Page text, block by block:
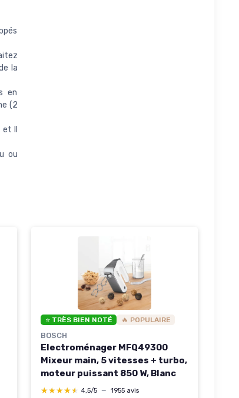
la
en
(2
II
ou
⭐ TRÈS BIEN NOTÉ 🔥 POPULAIRE
BOSCH
Electroménager MFQ49300
Mixeur main, 5 vitesses + turbo,
moteur puissant 850 W, Blanc
★★★★★
★★★★★ 4,5/5 — 1955 avis